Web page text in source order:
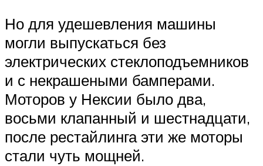
Но для удешевления машины
могли выпускаться без
электрических стеклоподъемников
и с некрашеными бамперами.
Моторов у Нексии было два,
восьми клапанный и шестнадцати,
после рестайлинга эти же моторы
стали чуть мощней.